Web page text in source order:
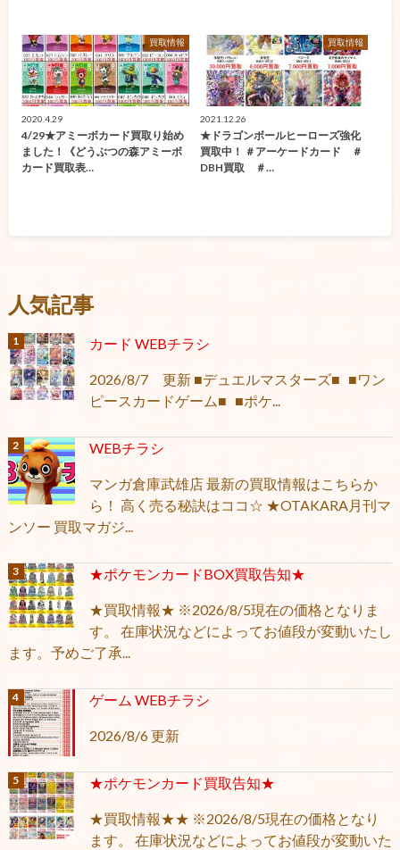
買取情報
2020.4.29
4/29★アミーボカード買取り始め
ました！《どうぶつの森アミーボ
カード買取表…
買取情報
2021.12.26
★ドラゴンボールヒーローズ強化
買取中！ ＃アーケードカード ＃
DBH買取 ＃…
人気記事
カード WEBチラシ
2026/8/7 更新 ■デュエルマスターズ■ ■ワン
ピースカードゲーム■ ■ポケ...
WEBチラシ
マンガ倉庫武雄店 最新の買取情報はこちらか
ら！ 高く売る秘訣はココ☆ ★OTAKARA月刊マ
ンソー 買取マガジ...
★ポケモンカードBOX買取告知★
★買取情報★ ※2026/8/5現在の価格となりま
す。 在庫状況などによってお値段が変動いたし
ます。予めご了承...
ゲーム WEBチラシ
2026/8/6 更新
★ポケモンカード買取告知★
★買取情報★★ ※2026/8/5現在の価格となり
ます。 在庫状況などによってお値段が変動いた